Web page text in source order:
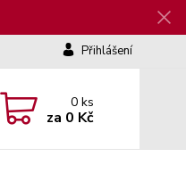
Přihlášení
0ks
za 0 Kč